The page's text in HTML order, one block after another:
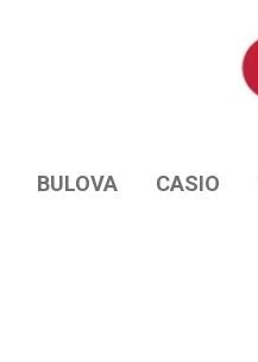
BULOVA CASIO